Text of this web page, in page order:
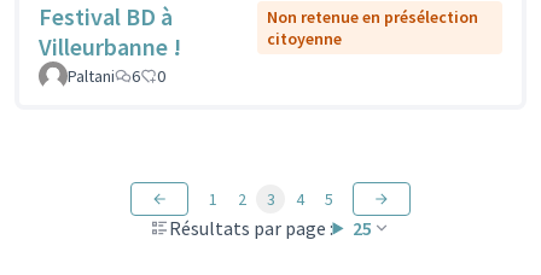
Festival BD à
Villeurbanne !
Non retenue en présélection
citoyenne
Paltani
6 0
Résultats par page : 25
1 2 3 4 5